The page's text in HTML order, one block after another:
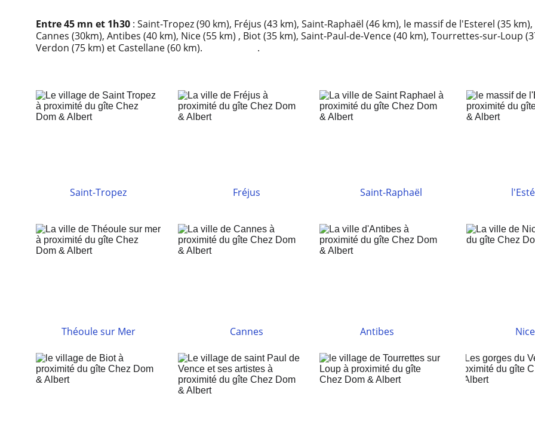
Entre 45 mn et 1h30 : Saint-Tropez (90 km), Fréjus (43 km), Saint-Raphaël (46 km), le massif de l'Esterel (35
Cannes (30km), Antibes (40 km), Nice (55 km) , Biot (35 km), Saint-Paul-de-Vence (40 km), Tourrettes-sur-Loup
Verdon (75 km) et Castellane (60 km).                       .
Saint-Tropez Fréjus Saint-Raphaël
Théoule sur Mer Cannes Antibes Nice